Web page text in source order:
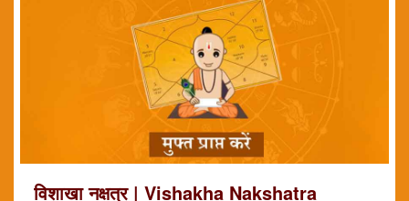
विशाखा नक्षत्र | Vishakha Nakshatra